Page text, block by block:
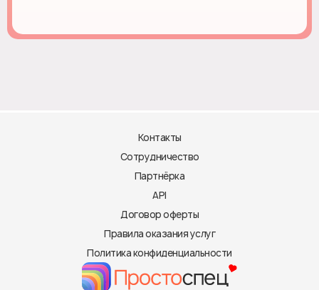
Контакты
Сотрудничество
Партнёрка
API
Договор оферты
Правила оказания услуг
Политика конфиденциальности